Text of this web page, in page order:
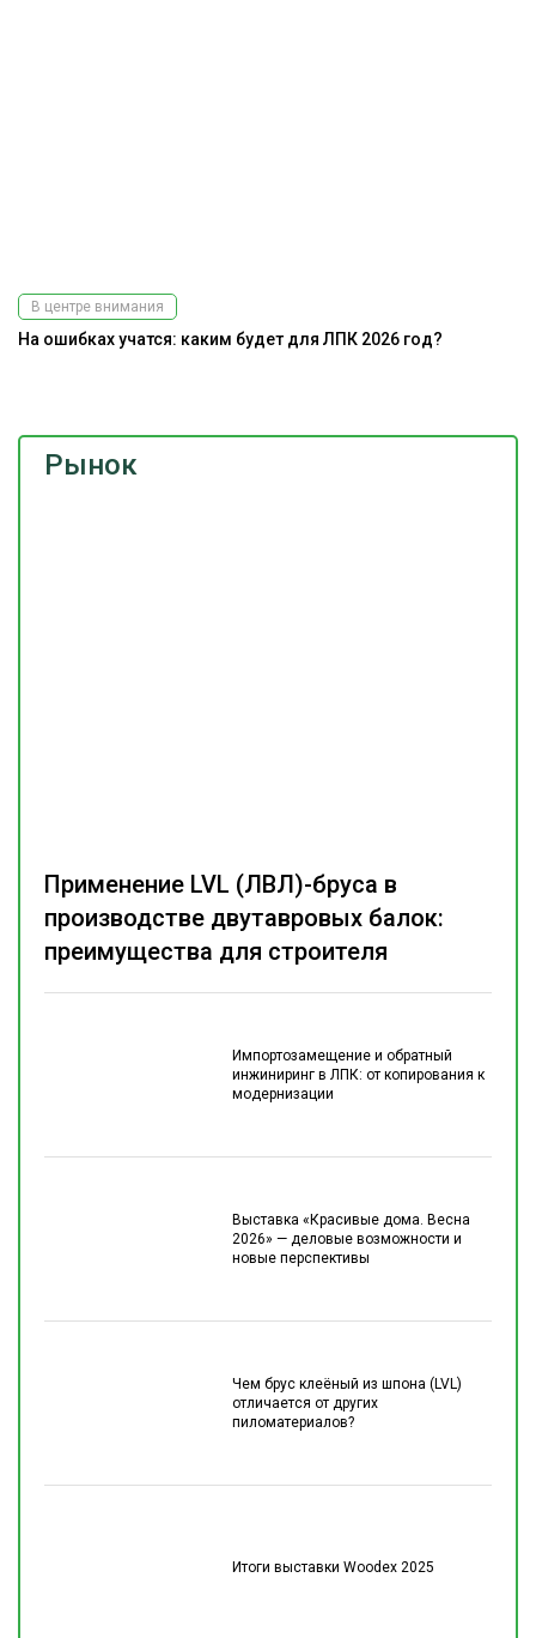
Рынок
Импортозамещение и обратный
инжиниринг в ЛПК: от копирования к
модернизации
Выставка «Красивые дома. Весна
2026» — деловые возможности и
новые перспективы
Чем брус клеёный из шпона (LVL)
отличается от других
пиломатериалов?
Итоги выставки Woodex 2025
Применение LVL (ЛВЛ)-бруса в
производстве двутавровых балок:
преимущества для строителя
В центре внимания
На ошибках учатся: каким будет для ЛПК 2026 год?